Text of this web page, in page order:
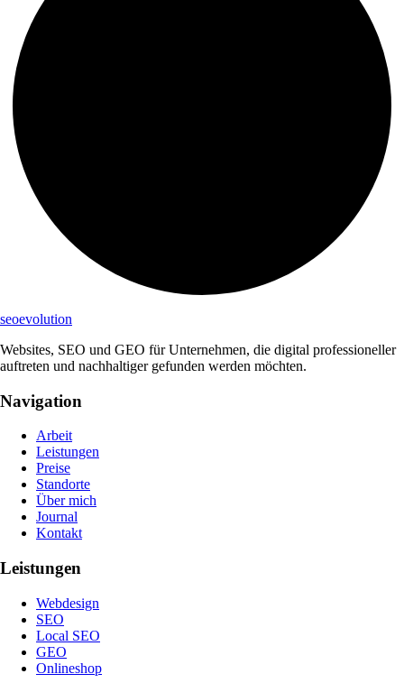
seoevolution
Websites, SEO und GEO für Unternehmen, die digital professioneller
auftreten und nachhaltiger gefunden werden möchten.
Navigation
Arbeit
Leistungen
Preise
Standorte
Über mich
Journal
Kontakt
Leistungen
Webdesign
SEO
Local SEO
GEO
Onlineshop